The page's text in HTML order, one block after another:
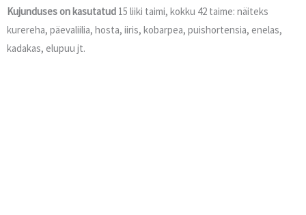
Kujunduses on kasutatud 15 liiki taimi, kokku 42 taime: näiteks
kurereha, päevaliilia, hosta, iiris, kobarpea, puishortensia, enelas,
kadakas, elupuu jt.